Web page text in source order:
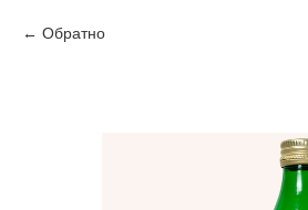
Обратно